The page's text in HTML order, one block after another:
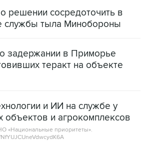
решении сосредоточить в
службы тыла Минобороны
задержании в Приморье
теракт на объекте
и ИИ на службе у
объектов и агрокомплексов
«Национальные приоритеты».